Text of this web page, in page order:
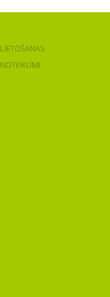
LIETOŠANAS
NOTEIKUMI